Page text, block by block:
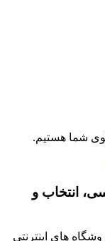
انتخاب و
های اینترنتی